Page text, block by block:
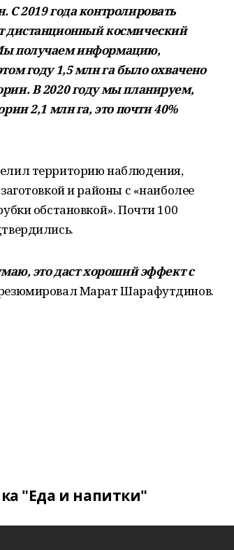
С 2019 года контролировать
дистанционный космический
получаем информацию,
году 1,5 млн га было охвачено
В 2020 году мы планируем,
2,1 млн га, это почти 40%
территорию наблюдения,
и районы с «наиболее
обстановкой». Почти 100
это даст хороший эффект с
Марат Шарафутдинов.
"Еда и напитки"